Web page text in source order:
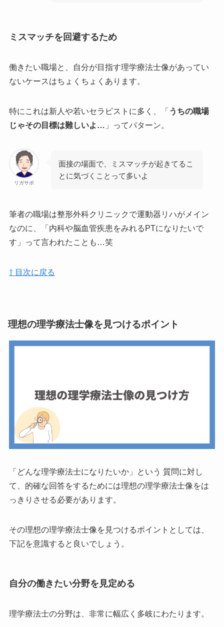
ミスマッチを回避するため
働きたい職場と、自分が目指す理学療法士像があってい
ないケースはちょくちょくあります。
特にこれは新人や若いセラピストに多く、「 うちの職場
じゃその目標は難しいよ… 」ってパターン。
リガサポ
面接の場面で、ミスマッチが起きてるこ
とに気づくことって多いよ
筆者の職場は整形外科クリニックで運動器リハがメイン
なのに、「内科や脳血管疾患をみれるPTになりたいで
す」って言われたことも…笑
⇧ 目次に戻る
理想の理学療法士像を見つけるポイント
「どんな理学療法士になりたいか」という 質問に対し
て、的確な回答をするためには理想の理学療法士像をは
っきりさせる必要があります。
その理想の理学療法士像を見つけるポイントとしては、
下記を意識すると良いでしょう。
自分の働きたい分野を見定める
理学療法士の分野は、非常に幅広く多岐にわたります。